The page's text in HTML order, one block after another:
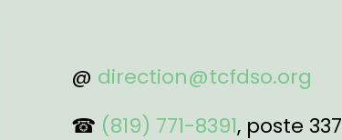
@ direction@tcfdso.org
☎ (819) 771-8391, poste 337